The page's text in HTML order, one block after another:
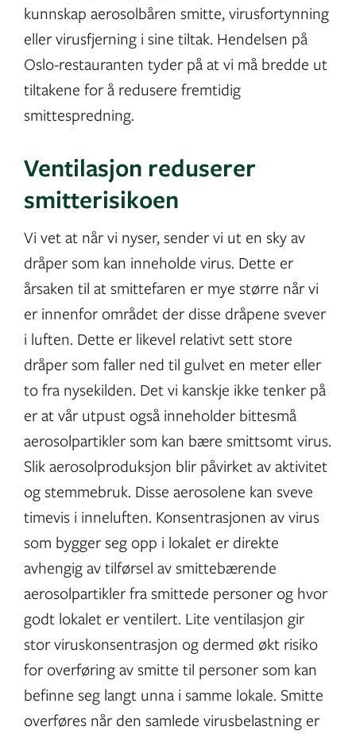
kunnskap aerosolbåren smitte, virusfortynning
eller virusfjerning i sine tiltak. Hendelsen på
Oslo-restauranten tyder på at vi må bredde ut
tiltakene for å redusere fremtidig
smittespredning.
Ventilasjon reduserer
smitterisikoen
Vi vet at når vi nyser, sender vi ut en sky av
dråper som kan inneholde virus. Dette er
årsaken til at smittefaren er mye større når vi
er innenfor området der disse dråpene svever
i luften. Dette er likevel relativt sett store
dråper som faller ned til gulvet en meter eller
to fra nysekilden. Det vi kanskje ikke tenker på
er at vår utpust også inneholder bittesmå
aerosolpartikler som kan bære smittsomt virus.
Slik aerosolproduksjon blir påvirket av aktivitet
og stemmebruk. Disse aerosolene kan sveve
timevis i inneluften. Konsentrasjonen av virus
som bygger seg opp i lokalet er direkte
avhengig av tilførsel av smittebærende
aerosolpartikler fra smittede personer og hvor
godt lokalet er ventilert. Lite ventilasjon gir
stor viruskonsentrasjon og dermed økt risiko
for overføring av smitte til personer som kan
befinne seg langt unna i samme lokale. Smitte
overføres når den samlede virusbelastning er